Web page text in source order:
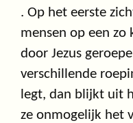
. Op het eerste
mensen op een
door Jezus
verschillende
legt, dan blijkt uit
ze onmogelijk het